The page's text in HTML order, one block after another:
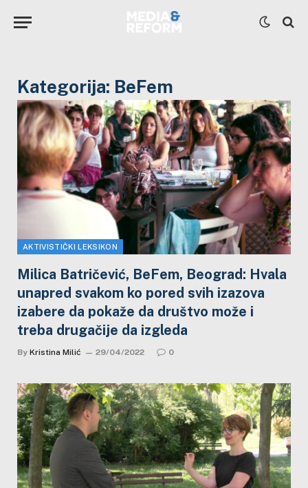
Kategorija: BeFem
AKTIVISTIČKI LEKSIKON
Milica Batričević, BeFem, Beograd: Hvala
unapred svakom ko pored svih izazova
izabere da pokaže da društvo može i
treba drugačije da izgleda
By Kristina Milić 29/04/2022 0